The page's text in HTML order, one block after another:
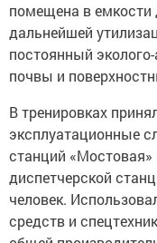
помещена в емкости
дальнейшей
постоянный
почвы и
В тренировках
эксплуатационные
станций «Мостовая»
диспетчерской
человек.
средств и